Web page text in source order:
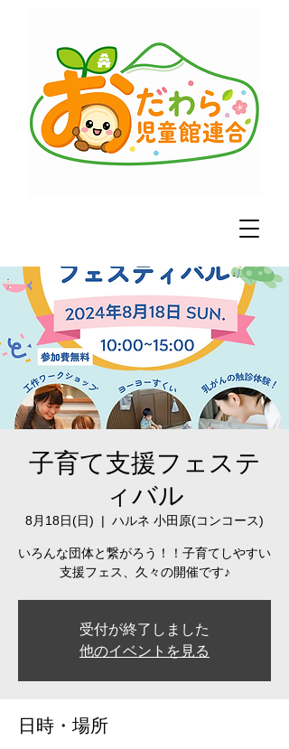
子育て支援フェステ
ィバル
8月18日(日)
  |
ハルネ 小田原(コンコース)
いろんな団体と繋がろう！！子育てしやすい
支援フェス、久々の開催です♪
受付が終了しました
他のイベントを見る
日時・場所